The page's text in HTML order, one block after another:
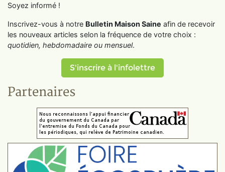
Soyez informé !
Inscrivez-vous à notre Bulletin Maison Saine afin de recevoir
les nouveaux articles selon la fréquence de votre choix :
quotidien, hebdomadaire ou mensuel.
S'inscrire à l'infolettre
Partenaires